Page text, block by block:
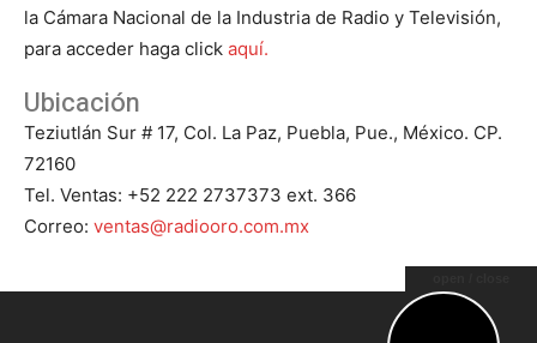
la Cámara Nacional de la Industria de Radio y Televisión,
para acceder haga click aquí.
Ubicación
Teziutlán Sur # 17, Col. La Paz, Puebla, Pue., México. CP.
72160
Tel. Ventas: +52 222 2737373 ext. 366
Correo: ventas@radiooro.com.mx